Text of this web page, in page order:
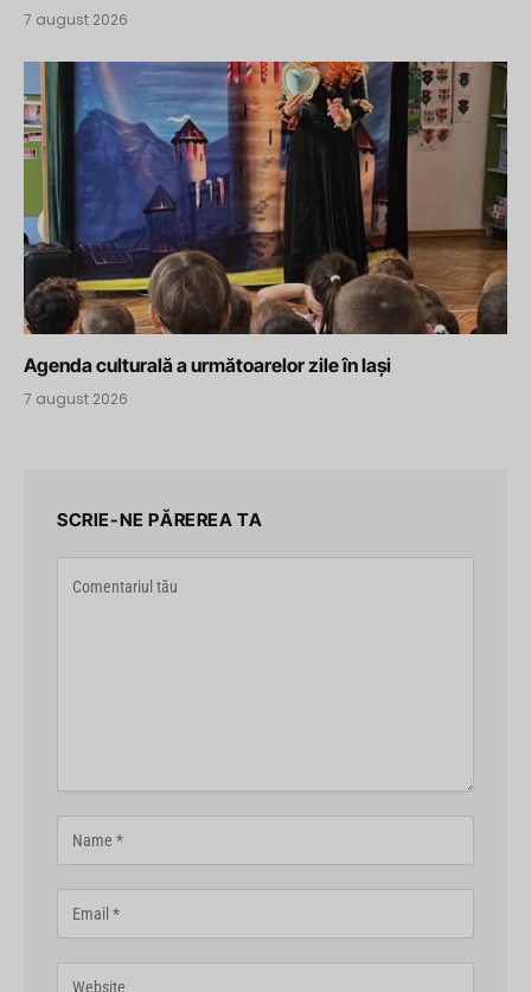
7 august 2026
Agenda culturală a următoarelor zile în Iași
7 august 2026
SCRIE-NE PĂREREA TA